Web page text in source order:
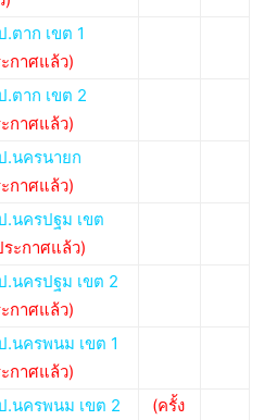
.ตาก เขต 1
กาศแล้ว)
.ตาก เขต 2
กาศแล้ว)
.นครนายก
กาศแล้ว)
.นครปฐม เขต
ระกาศแล้ว)
.นครปฐม เขต 2
กาศแล้ว)
.นครพนม เขต 1
กาศแล้ว)
.นครพนม เขต 2
(ครั้ง